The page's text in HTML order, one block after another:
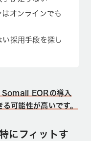
オンラインでも
採用手段を探し
Somali EORの導入
可能性が高いです。
にフィットす